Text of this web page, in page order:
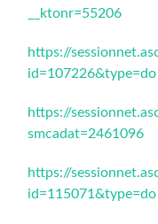
__ktonr=55206
https://
id=107226&type=do
https://
smcadat=2461096
https://
id=115071&type=do